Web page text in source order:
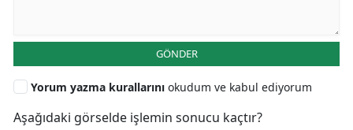
GÖNDER
Yorum yazma kurallarını okudum ve kabul ediyorum
Aşağıdaki görselde işlemin sonucu kaçtır?